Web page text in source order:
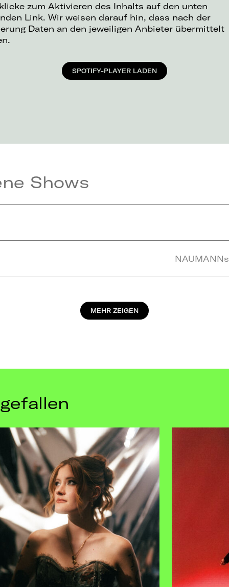
zum Aktivieren des Inhalts auf den unten
Link. Wir weisen darauf hin, dass nach der
Daten an den jeweiligen Anbieter übermittelt
SPOTIFY-PLAYER LADEN
Shows
MEHR ZEIGEN